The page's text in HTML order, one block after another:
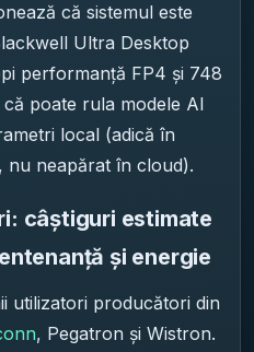
că sistemul este
Ultra Desktop
performanță FP4 și 748
poate rula modele AI
local (adică în
neapărat în cloud).
câștiguri estimate
și energie
utilizatori producători din
, Pegatron și Wistron.